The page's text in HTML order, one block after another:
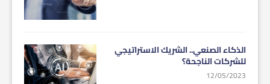
الذكاء الصنعي.. الشريك الاستراتيجي
للشركات الناجحة؟
12/05/2023